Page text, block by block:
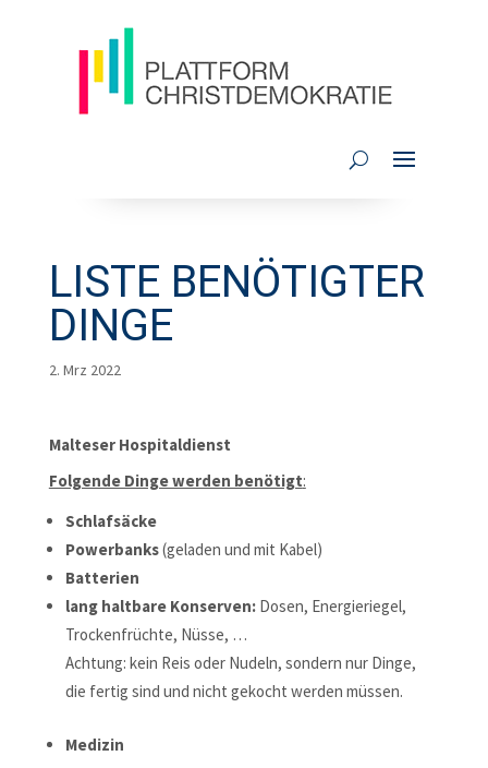
LISTE BENÖTIGTER
DINGE
2. Mrz 2022
Malteser Hospitaldienst
Folgende Dinge werden benötigt:
Schlafsäcke
Powerbanks(geladen und mit Kabel)
Batterien
lang haltbare Konserven: Dosen, Energieriegel,
Trockenfrüchte, Nüsse, …
Achtung: kein Reis oder Nudeln, sondern nur Dinge,
die fertig sind und nicht gekocht werden müssen.
Medizin